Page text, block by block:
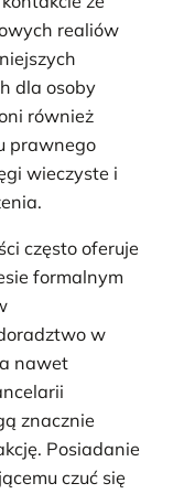
realiów
dla osoby
również
prawnego
wieczyste i
często oferuje
formalnym
w
nawet
znacznie
Posiadanie
czuć się